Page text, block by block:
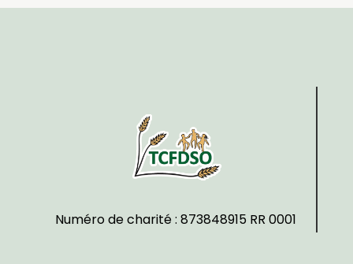
Numéro de charité : 873848915 RR 0001